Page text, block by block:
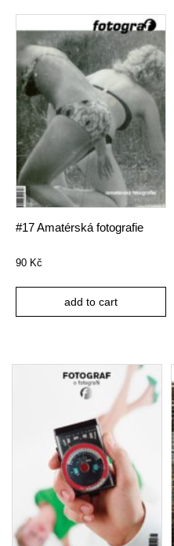
#17 Amatérská fotografie
90 Kč
add to cart